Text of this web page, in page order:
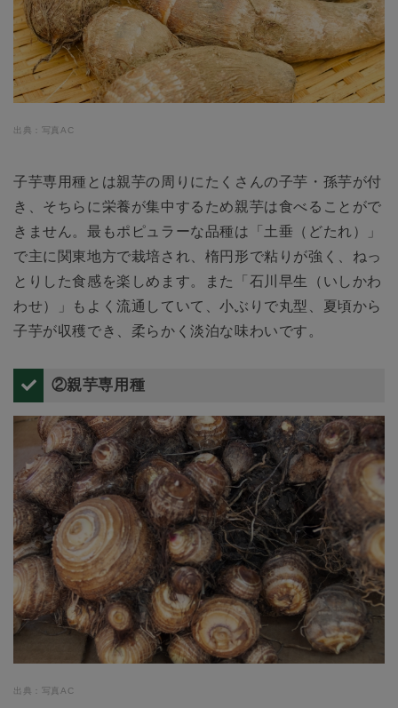
出典：写真AC
子芋専用種とは親芋の周りにたくさんの子芋・孫芋が付
き、そちらに栄養が集中するため親芋は食べることがで
きません。最もポピュラーな品種は「土垂（どたれ）」
で主に関東地方で栽培され、楕円形で粘りが強く、ねっ
とりした食感を楽しめます。また「石川早生（いしかわ
わせ）」もよく流通していて、小ぶりで丸型、夏頃から
子芋が収穫でき、柔らかく淡泊な味わいです。
②親芋専用種
出典：写真AC